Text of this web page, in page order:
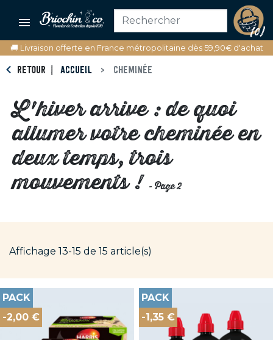

(0)
🚚 Livraison offerte en France métropolitaine dès 59,90€ d'achat
RETOUR ACCUEIL CHEMINÉE
L'hiver arrive : de quoi
allumer votre cheminée en
deux temps, trois
mouvements ! - Page 2
Affichage 13-15 de 15 article(s)
PACK
-2,00 €
PACK
-1,35 €